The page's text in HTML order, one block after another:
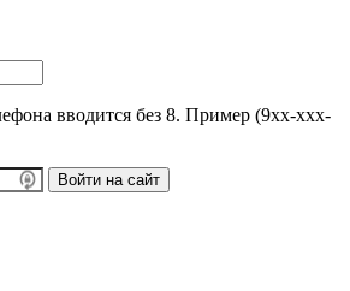
вводится без 8. Пример (9хх-ххх-
Войти на сайт